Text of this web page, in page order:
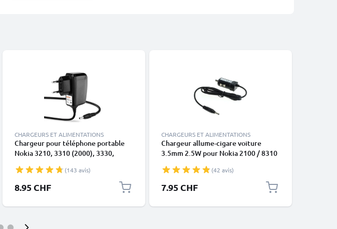
CHARGEURS ET ALIMENTATIONS
Chargeur pour téléphone portable
Nokia 3210, 3310 (2000), 3330,
8210, 8310, 8810, 8850 -
Alimentation 0.5A / 500mA
smartphone, Cordon / Câble de
(143 avis)
8.95 CHF
CHARGEURS ET ALIMENTATIONS
Chargeur allume-cigare voiture
3.5mm 2.5W pour Nokia 2100 / 8310
8910i / 9110 - 1.5m 5V 0.5A / 500mA
(42 avis)
7.95 CHF